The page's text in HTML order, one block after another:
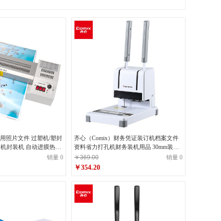
照片文件 过塑机/塑封
封装机 自动进膜热裱
销量 0
齐心（Comix）财务凭证装订机档案文件
资料省力打孔机财务装机用品 30mm装订
厚度CM-3068
￥369.00 销量 0
￥354.20